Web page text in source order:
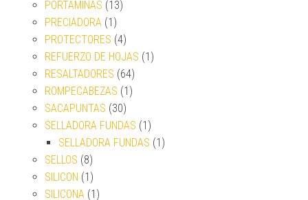
PORTAMINAS (13)
PRECIADORA (1)
PROTECTORES (4)
REFUERZO DE HOJAS (1)
RESALTADORES (64)
ROMPECABEZAS (1)
SACAPUNTAS (30)
SELLADORA FUNDAS (1)
SELLADORA FUNDAS (1)
SELLOS (8)
SILICON (1)
SILICONA (1)